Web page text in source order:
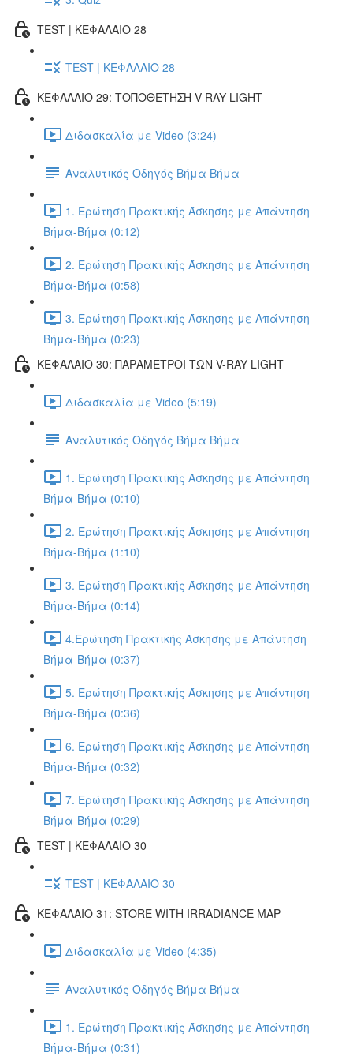
TEST | ΚΕΦΑΛΑΙΟ 28
TEST | ΚΕΦΑΛΑΙΟ 28
ΚΕΦΑΛΑΙΟ 29: ΤΟΠΟΘΕΤΗΣΗ V-RAY LIGHT
Διδασκαλία με Video (3:24)
Αναλυτικός Οδηγός Βήμα Βήμα
1. Ερώτηση Πρακτικής Άσκησης με Απάντηση
Βήμα-Βήμα (0:12)
2. Ερώτηση Πρακτικής Άσκησης με Απάντηση
Βήμα-Βήμα (0:58)
3. Ερώτηση Πρακτικής Άσκησης με Απάντηση
Βήμα-Βήμα (0:23)
ΚΕΦΑΛΑΙΟ 30: ΠΑΡΑΜΕΤΡΟΙ ΤΩΝ V-RAY LIGHT
Διδασκαλία με Video (5:19)
Αναλυτικός Οδηγός Βήμα Βήμα
1. Ερώτηση Πρακτικής Άσκησης με Απάντηση
Βήμα-Βήμα (0:10)
2. Ερώτηση Πρακτικής Άσκησης με Απάντηση
Βήμα-Βήμα (1:10)
3. Ερώτηση Πρακτικής Άσκησης με Απάντηση
Βήμα-Βήμα (0:14)
4.Ερώτηση Πρακτικής Άσκησης με Απάντηση
Βήμα-Βήμα (0:37)
5. Ερώτηση Πρακτικής Άσκησης με Απάντηση
Βήμα-Βήμα (0:36)
6. Ερώτηση Πρακτικής Άσκησης με Απάντηση
Βήμα-Βήμα (0:32)
7. Ερώτηση Πρακτικής Άσκησης με Απάντηση
Βήμα-Βήμα (0:29)
TEST | ΚΕΦΑΛΑΙΟ 30
TEST | ΚΕΦΑΛΑΙΟ 30
ΚΕΦΑΛΑΙΟ 31: STORE WITH IRRADIANCE MAP
Διδασκαλία με Video (4:35)
Αναλυτικός Οδηγός Βήμα Βήμα
1. Ερώτηση Πρακτικής Άσκησης με Απάντηση
Βήμα-Βήμα (0:31)